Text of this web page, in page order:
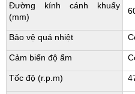
Đường kính cánh khuấy
(mm)
Bảo vệ quá nhiệt
Cảm biến độ ẩm
Tốc độ (r.p.m)